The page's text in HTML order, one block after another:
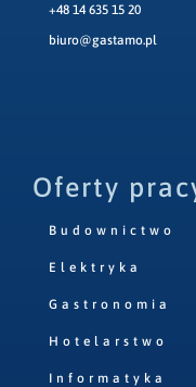
+48 14 635 15 20
biuro@gastamo.pl
Oferty
Budownictwo
Elektryka
Gastronomia
Hotelarstwo
Informatyka